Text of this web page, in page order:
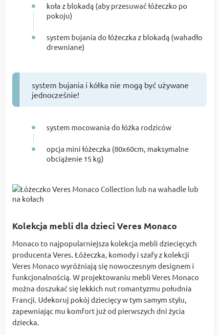
koła z blokadą (aby przesuwać łóżeczko po
pokoju)
system bujania do łóżeczka z blokadą (wahadło
drewniane)
system bujania i kółka nie mogą być używane
jednocześnie!
system mocowania do łóżka rodziców
opcja mini łóżeczka (80x60cm, maksymalne
obciążenie 15 kg)
Kolekcja mebli dla dzieci Veres Monaco
Monaco to najpopularniejsza kolekcja mebli dziecięcych
producenta Veres. Łóżeczka, komody i szafy z kolekcji
Veres Monaco wyróżniają się nowoczesnym designem i
funkcjonalnością. W projektowaniu mebli Veres Monaco
można doszukać się lekkich nut romantyzmu południa
Francji. Udekoruj pokój dziecięcy w tym samym stylu,
zapewniając mu komfort już od pierwszych dni życia
dziecka.